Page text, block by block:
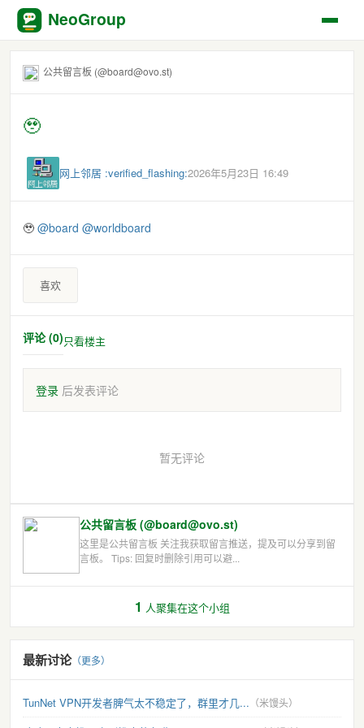
NeoGroup
公共留言板 (@board@ovo.st)
🥹
网上邻居 :verified_flashing:2026年5月23日 16:49
🥹 @board @worldboard
喜欢
评论 (0)只看楼主
登录 后发表评论
暂无评论
公共留言板 (@board@ovo.st)
这里是公共留言板 关注我获取留言推送，提及可以分享到留
言板。 Tips: 回复时删除引用可以避...
1 人聚集在这个小组
最新讨论（更多）
TunNet VPN开发者脾气太不稳定了，群里才几... （米馒头）